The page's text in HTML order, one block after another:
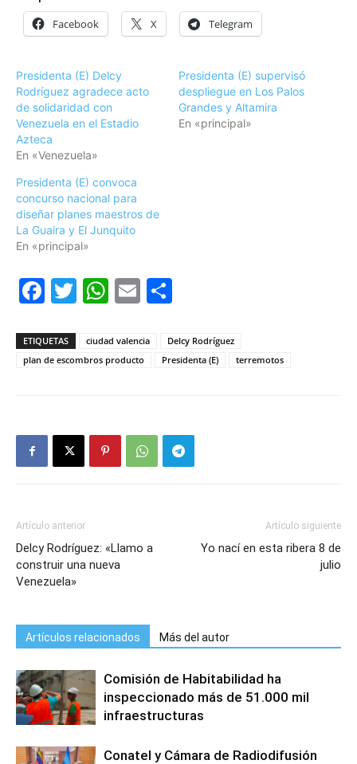
Facebook X Telegram
Presidenta (E) Delcy
Rodríguez agradece acto
de solidaridad con
Venezuela en el Estadio
Azteca
En «Venezuela»
Presidenta (E) supervisó
despliegue en Los Palos
Grandes y Altamira
En «principal»
Presidenta (E) convoca
concurso nacional para
diseñar planes maestros de
La Guaira y El Junquito
En «principal»
Facebook
Twitter
WhatsApp
Email
ETIQUETAS ciudad valencia
Delcy Rodríguez
plan de escombros producto
Presidenta (E) terremotos
Artículo anterior
Delcy Rodríguez: «Llamo a
construir una nueva
Venezuela»
Artículo siguiente
Yo nací en esta ribera 8 de
julio
Artículos relacionados Más del autor
Comisión de Habitabilidad ha
inspeccionado más de 51.000 mil
infraestructuras
Conatel y Cámara de Radiodifusión